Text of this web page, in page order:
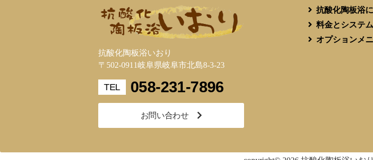
抗酸化陶板浴いおり
〒502-0911岐阜県岐阜市北島8-3-23
058-231-7896
お問い合わせ
抗酸化陶板浴
料金とシステム
オプションメ